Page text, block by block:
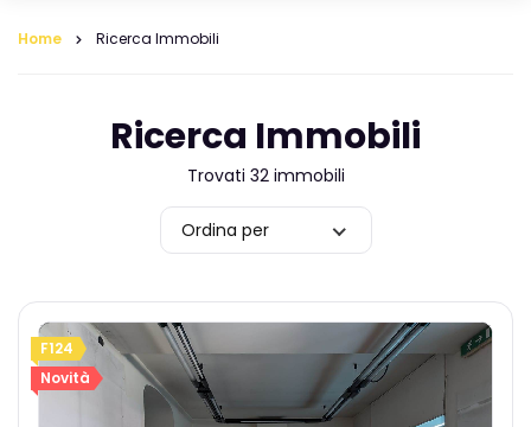
Home Ricerca Immobili
Ricerca Immobili
Trovati 32 immobili
Ordina per
F124
Novità